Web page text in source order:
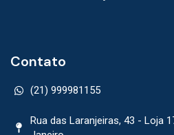
Contato
(21) 999981155
Rua das Laranjeiras, 43 - Loja